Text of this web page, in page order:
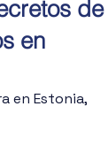
de
en
en Estonia,